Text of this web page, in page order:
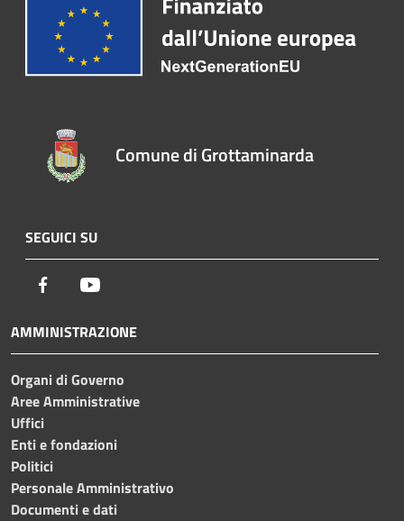
Comune di Grottaminarda
SEGUICI SU
Facebook
AMMINISTRAZIONE
Organi di Governo
Aree Amministrative
Uffici
Enti e fondazioni
Politici
Personale Amministrativo
Documenti e dati